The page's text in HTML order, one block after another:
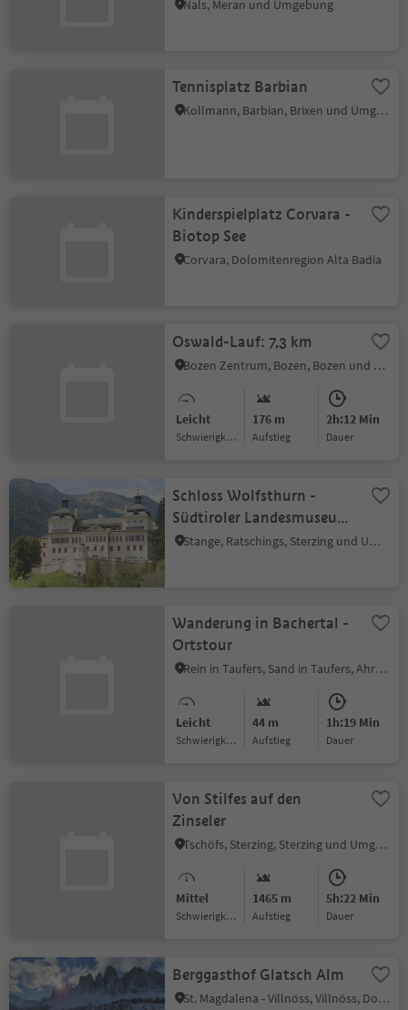
Nals, Meran und Umgebung
Tennisplatz Barbian
Kollmann, Barbian, Brixen und Umgebung
Kinderspielplatz Corvara -
Biotop See
Corvara, Dolomitenregion Alta Badia
Oswald-Lauf: 7,3 km
Bozen Zentrum, Bozen, Bozen und Umgebung
Leicht
Schwierigkeitsgrad
176 m
Aufstieg
2h:12 Min
Dauer
Schloss Wolfsthurn -
Südtiroler Landesmuseum
für Jagd und Fischerei
Stange, Ratschings, Sterzing und Umgebung
Wanderung in Bachertal -
Ortstour
Rein in Taufers, Sand in Taufers, Ahrntal
Leicht
Schwierigkeitsgrad
44 m
Aufstieg
1h:19 Min
Dauer
Von Stilfes auf den
Zinseler
Tschöfs, Sterzing, Sterzing und Umgebung
Mittel
Schwierigkeitsgrad
1465 m
Aufstieg
5h:22 Min
Dauer
Berggasthof Glatsch Alm
St. Magdalena - Villnöss, Villnöss, Dolomitenregion Lüsen Villnöss